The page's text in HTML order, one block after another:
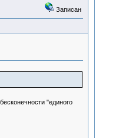
Записан
"единого